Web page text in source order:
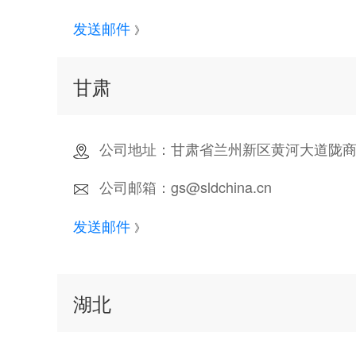
发送邮件 》
甘肃
公司地址：甘肃省兰州新区黄河大道陇
公司邮箱：gs@sldchina.cn
发送邮件 》
湖北